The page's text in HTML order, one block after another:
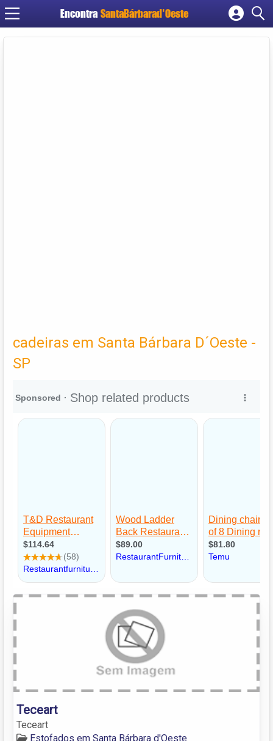
Encontra SantaBárbarad'Oeste
Cadastrar empresa
cadeiras em Santa Bárbara D´Oeste -
SP
Teceart
Teceart
Estofados em Santa Bárbara d'Oeste